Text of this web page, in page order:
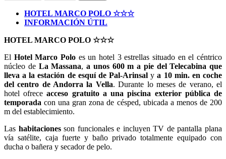
HOTEL MARCO POLO ☆☆☆
INFORMACIÓN ÚTIL
HOTEL MARCO POLO ☆☆☆
El Hotel Marco Polo es un hotel 3 estrellas situado en el céntrico
núcleo de La Massana, a unos 600 m a pie del Telecabina que
lleva a la estación de esquí de Pal-Arinsal ya 10 min. en coche
del centro de Andorra la Vella. Durante lo meses de verano, el
hotel ofreceacceso gratuito a una piscina exterior pública de
temporada con una gran zona de césped, ubicada a menos de 200
m del establecimiento.
Las habitacionesson funcionales e incluyen TV de pantalla plana
vía satélite, caja fuerte y baño privado totalmente equipado con
ducha o bañera y secador de pelo.